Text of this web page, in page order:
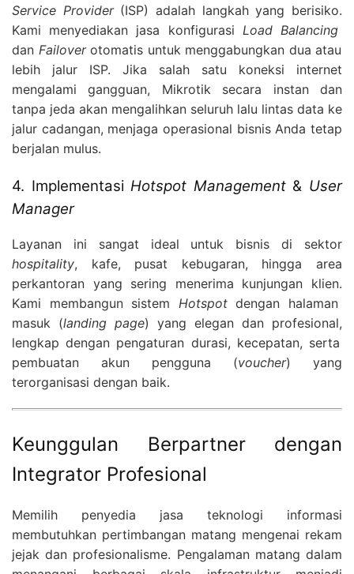
Service Provider(ISP) adalah langkah yang berisiko.
Kami menyediakan jasa konfigurasi Load Balancing
dan Failoverotomatis untuk menggabungkan dua atau
lebih jalur ISP. Jika salah satu koneksi internet
mengalami gangguan, Mikrotik secara instan dan
tanpa jeda akan mengalihkan seluruh lalu lintas data ke
jalur cadangan, menjaga operasional bisnis Anda tetap
berjalan mulus.
4. Implementasi Hotspot Management& User
Manager
Layanan ini sangat ideal untuk bisnis di sektor
hospitality, kafe, pusat kebugaran, hingga area
perkantoran yang sering menerima kunjungan klien.
Kami membangun sistem Hotspotdengan halaman
masuk (landing page) yang elegan dan profesional,
lengkap dengan pengaturan durasi, kecepatan, serta
pembuatan akun pengguna (voucher) yang
terorganisasi dengan baik.
Keunggulan Berpartner dengan
Integrator Profesional
Memilih penyedia jasa teknologi informasi
membutuhkan pertimbangan matang mengenai rekam
jejak dan profesionalisme. Pengalaman matang dalam